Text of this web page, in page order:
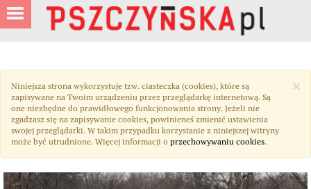
×
Niniejsza strona wykorzystuje tzw. ciasteczka (cookies), które są
zapisywane na Twoim urządzeniu przez przeglądarkę internetową. Są
one niezbędne do prawidłowego funkcjonowania strony. Jeżeli nie
zgadzasz się na zapisywanie cookies, powinieneś zmienić ustawienia
swojej przeglądarki. W takim przypadku korzystanie z niniejszej witryny
może być utrudnione. Więcej informacji o przechowywaniu cookies.